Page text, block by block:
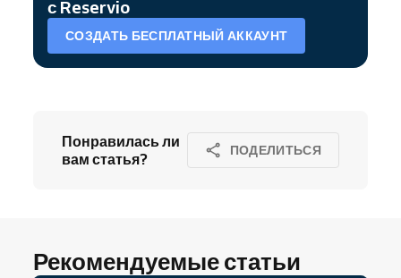
с Reservio
СОЗДАТЬ БЕСПЛАТНЫЙ АККАУНТ
Понравилась ли
вам статья?
ПОДЕЛИТЬСЯ
Рекомендуемые статьи